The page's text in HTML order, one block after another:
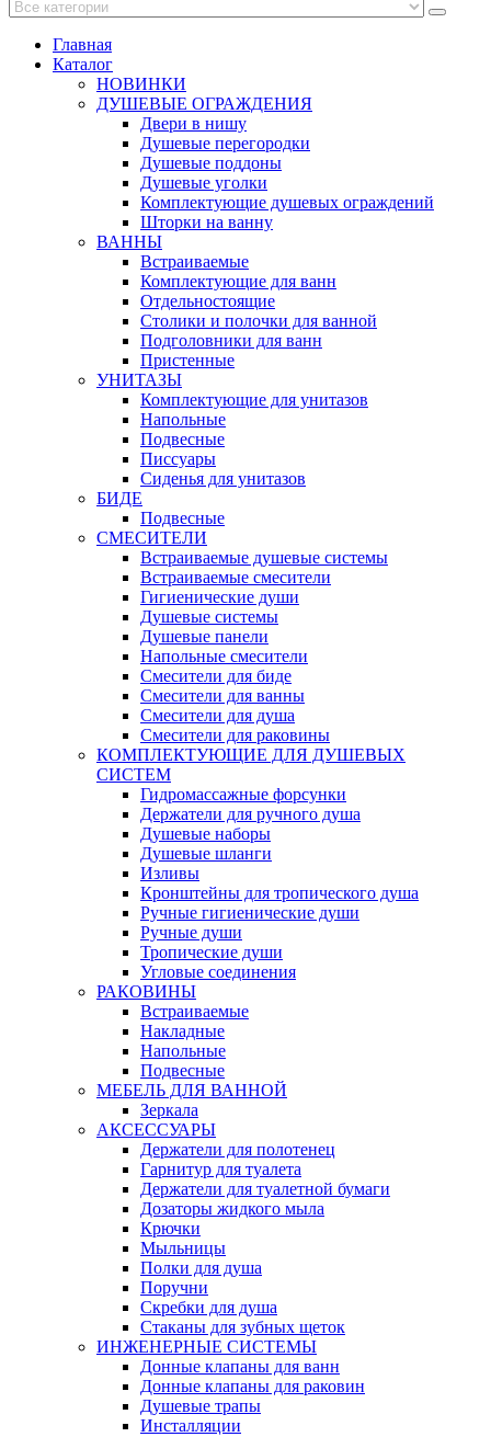
Главная
Каталог
НОВИНКИ
ДУШЕВЫЕ ОГРАЖДЕНИЯ
Двери в нишу
Душевые перегородки
Душевые поддоны
Душевые уголки
Комплектующие душевых ограждений
Шторки на ванну
ВАННЫ
Встраиваемые
Комплектующие для ванн
Отдельностоящие
Столики и полочки для ванной
Подголовники для ванн
Пристенные
УНИТАЗЫ
Комплектующие для унитазов
Напольные
Подвесные
Писсуары
Сиденья для унитазов
БИДЕ
Подвесные
СМЕСИТЕЛИ
Встраиваемые душевые системы
Встраиваемые смесители
Гигиенические души
Душевые системы
Душевые панели
Напольные смесители
Смесители для биде
Смесители для ванны
Смесители для душа
Смесители для раковины
КОМПЛЕКТУЮЩИЕ ДЛЯ ДУШЕВЫХ
СИСТЕМ
Гидромассажные форсунки
Держатели для ручного душа
Душевые наборы
Душевые шланги
Изливы
Кронштейны для тропического душа
Ручные гигиенические души
Ручные души
Тропические души
Угловые соединения
РАКОВИНЫ
Встраиваемые
Накладные
Напольные
Подвесные
МЕБЕЛЬ ДЛЯ ВАННОЙ
Зеркала
АКСЕССУАРЫ
Держатели для полотенец
Гарнитур для туалета
Держатели для туалетной бумаги
Дозаторы жидкого мыла
Крючки
Мыльницы
Полки для душа
Поручни
Скребки для душа
Стаканы для зубных щеток
ИНЖЕНЕРНЫЕ СИСТЕМЫ
Донные клапаны для ванн
Донные клапаны для раковин
Душевые трапы
Инсталляции